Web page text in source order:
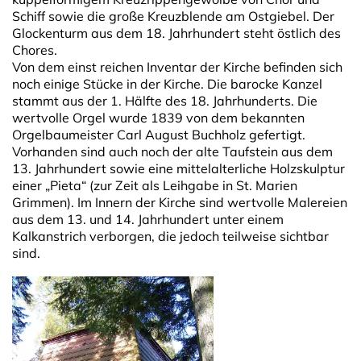
Schiff sowie die große Kreuzblende am Ostgiebel. Der
Glockenturm aus dem 18. Jahrhundert steht östlich des
Chores.
Von dem einst reichen Inventar der Kirche befinden sich
noch einige Stücke in der Kirche. Die barocke Kanzel
stammt aus der 1. Hälfte des 18. Jahrhunderts. Die
wertvolle Orgel wurde 1839 von dem bekannten
Orgelbaumeister Carl August Buchholz gefertigt.
Vorhanden sind auch noch der alte Taufstein aus dem
13. Jahrhundert sowie eine mittelalterliche Holzskulptur
einer „Pieta“ (zur Zeit als Leihgabe in St. Marien
Grimmen). Im Innern der Kirche sind wertvolle Malereien
aus dem 13. und 14. Jahrhundert unter einem
Kalkanstrich verborgen, die jedoch teilweise sichtbar
sind.